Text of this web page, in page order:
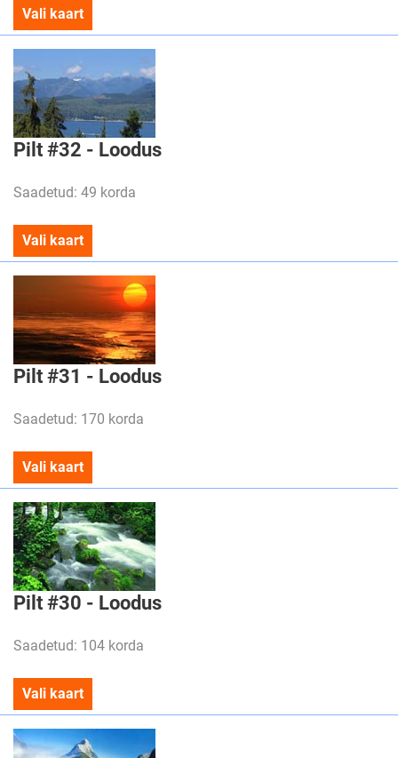
Vali kaart
Pilt #32 - Loodus
Saadetud: 49 korda
Vali kaart
Pilt #31 - Loodus
Saadetud: 170 korda
Vali kaart
Pilt #30 - Loodus
Saadetud: 104 korda
Vali kaart